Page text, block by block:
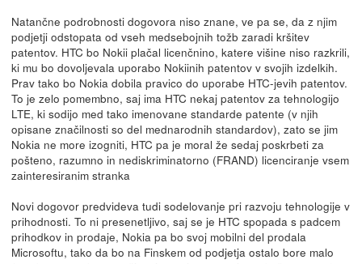
Natančne podrobnosti dogovora niso znane, ve pa se, da z njim
podjetji odstopata od vseh medsebojnih tožb zaradi kršitev
patentov. HTC bo Nokii plačal licenčnino, katere višine niso razkrili,
ki mu bo dovoljevala uporabo Nokiinih patentov v svojih izdelkih.
Prav tako bo Nokia dobila pravico do uporabe HTC-jevih patentov.
To je zelo pomembno, saj ima HTC nekaj patentov za tehnologijo
LTE, ki sodijo med tako imenovane standarde patente (v njih
opisane značilnosti so del mednarodnih standardov), zato se jim
Nokia ne more izogniti, HTC pa je moral že sedaj poskrbeti za
pošteno, razumno in nediskriminatorno (FRAND) licenciranje vsem
zainteresiranim stranka
Novi dogovor predvideva tudi sodelovanje pri razvoju tehnologije v
prihodnosti. To ni presenetljivo, saj se je HTC spopada s padcem
prihodkov in prodaje, Nokia pa bo svoj mobilni del prodala
Microsoftu, tako da bo na Finskem od podjetja ostalo bore malo